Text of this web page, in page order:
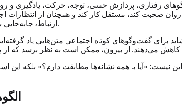
رفتاری، پردازش حسی، توجه، حرکت، یادگیری و
صحبت کند، مستقل کار کند و همچنان از
ارتباط، جابه‌جایی بین فعالیت‌ها یا زندگی روزمره به حمایت آشکارتری نیاز داشته باشد.
گفت‌وگوهای کوتاه اجتماعی متن‌هایی یاد
«آیا با همه نشانه‌ها مطابقت دارم؟» بلکه این